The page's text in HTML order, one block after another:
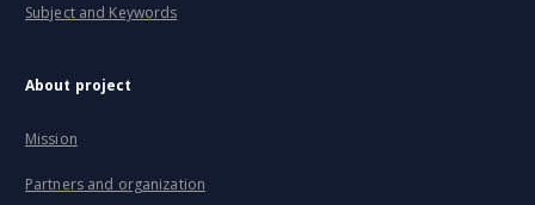
Subject and Keywords
About project
Mission
Partners and organization